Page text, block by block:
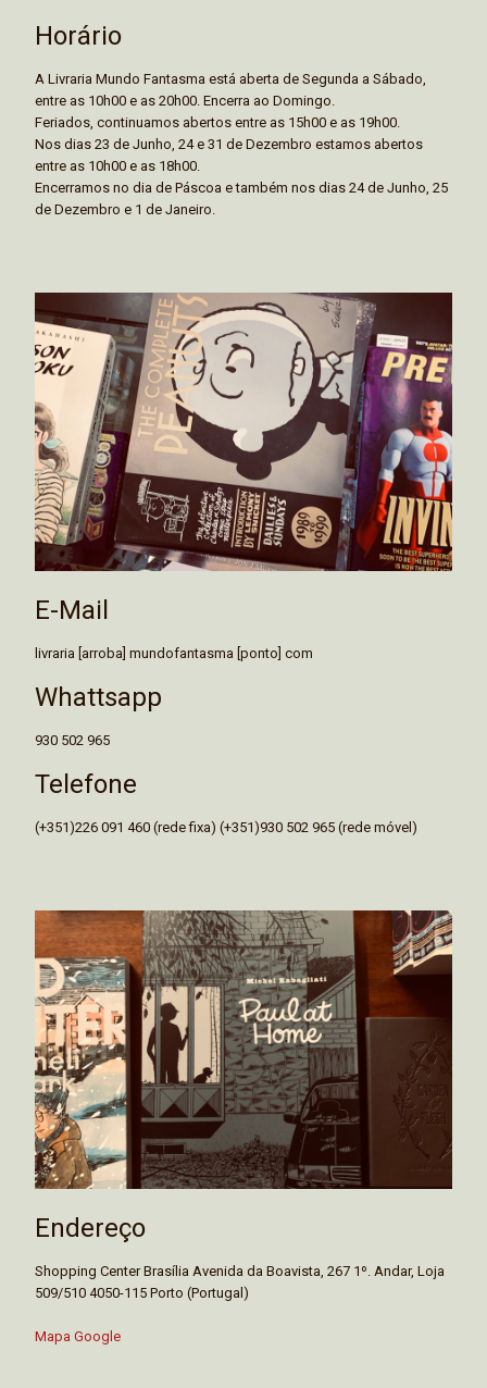
Horário
A Livraria Mundo Fantasma está aberta de Segunda a Sábado,
entre as 10h00 e as 20h00. Encerra ao Domingo.
Feriados, continuamos abertos entre as 15h00 e as 19h00.
Nos dias 23 de Junho, 24 e 31 de Dezembro estamos abertos
entre as 10h00 e as 18h00.
Encerramos no dia de Páscoa e também nos dias 24 de Junho, 25
de Dezembro e 1 de Janeiro.
E-Mail
livraria [arroba] mundofantasma [ponto] com
Whattsapp
930 502 965
Telefone
(+351)226 091 460 (rede fixa) (+351)930 502 965 (rede móvel)
Endereço
Shopping Center Brasília Avenida da Boavista, 267 1º. Andar, Loja
509/510 4050-115 Porto (Portugal)
Mapa Google